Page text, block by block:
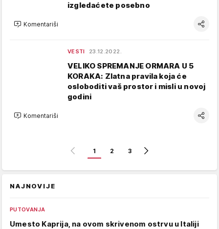
izgledaćete posebno
Komentariši
VESTI 23.12.2022.
VELIKO SPREMANJE ORMARA U 5
KORAKA: Zlatna pravila koja će
osloboditi vaš prostor i misli u novoj
godini
Komentariši
1 2 3
NAJNOVIJE
PUTOVANJA
Umesto Kaprija, na ovom skrivenom ostrvu u Italiji